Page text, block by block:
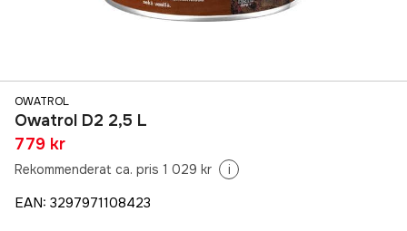
OWATROL
Owatrol D2 2,5 L
779 kr
Rekommenderat ca. pris 1 029 kr i
EAN: 3297971108423